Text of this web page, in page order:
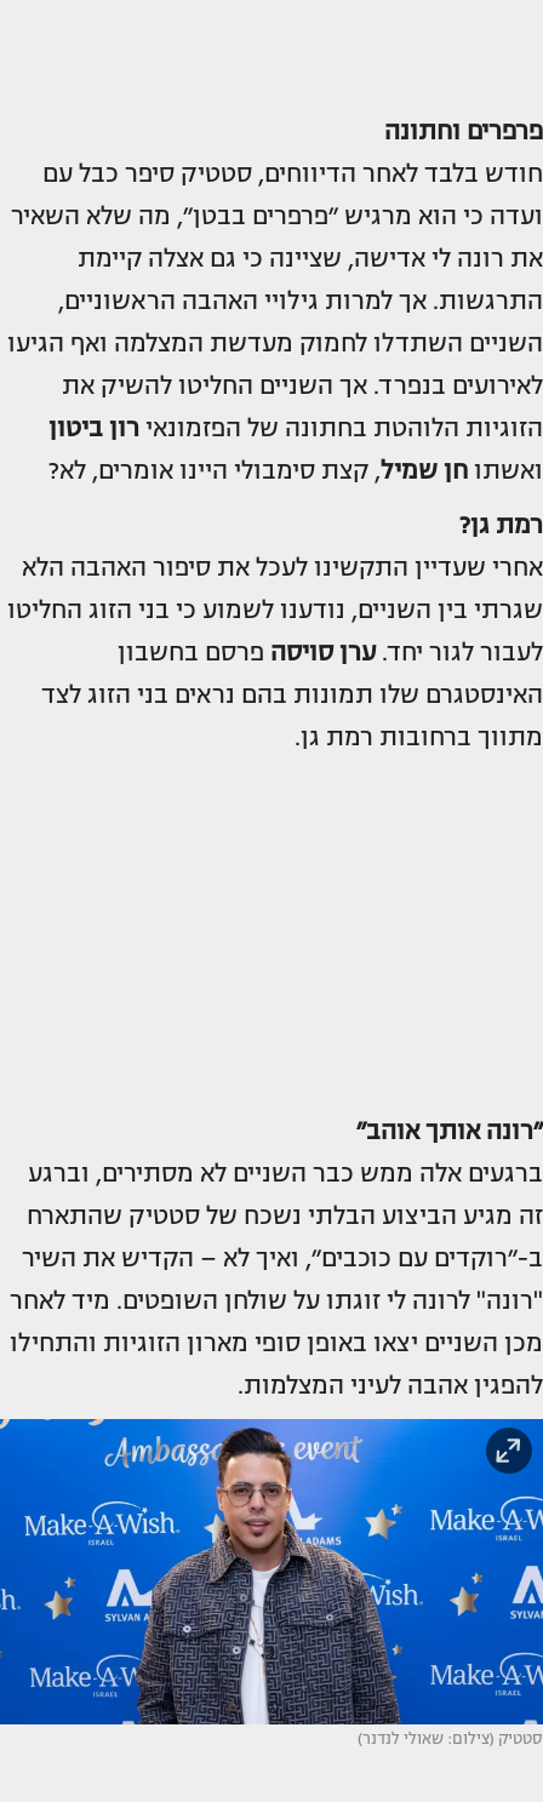
פרפרים וחתונה
חודש בלבד לאחר הדיווחים, סטטיק סיפר כבל עם
ועדה כי הוא מרגיש ״פרפרים בבטן״, מה שלא השאיר
את רונה לי אדישה, שציינה כי גם אצלה קיימת
התרגשות. אך למרות גילויי האהבה הראשוניים,
השניים השתדלו לחמוק מעדשת המצלמה ואף הגיעו
לאירועים בנפרד. אך השניים החליטו להשיק את
הזוגיות הלוהטת בחתונה של הפזמונאי רון ביטון
ואשתו חן שמיל, קצת סימבולי היינו אומרים, לא?
רמת גן?
אחרי שעדיין התקשינו לעכל את סיפור האהבה הלא
שגרתי בין השניים, נודענו לשמוע כי בני הזוג החליטו
לעבור לגור יחד.ערן סויסה פרסם בחשבון
האינסטגרם שלו תמונות בהם נראים בני הזוג לצד
מתווך ברחובות רמת גן.
״רונה אותך אוהב״
ברגעים אלה ממש כבר השניים לא מסתירים, וברגע
זה מגיע הביצוע הבלתי נשכח של סטטיק שהתארח
ב-״רוקדים עם כוכבים״, ואיך לא – הקדיש את השיר
"רונה" לרונה לי זוגתו על שולחן השופטים. מיד לאחר
מכן השניים יצאו באופן סופי מארון הזוגיות והתחילו
להפגין אהבה לעיני המצלמות.
סטטיק (צילום: שאולי לנדנר)